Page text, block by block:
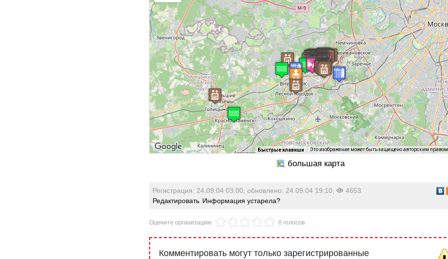
Быстрые клавиши Это изображение может быть защищено авторским правом
Регистрация: 24.09.04 03:00, обновлено: 24.09.04 19:10,
4653
Редактировать Информация устарела?
Оцените организацию 0 голосов
Комментировать могут только зарегистрированные